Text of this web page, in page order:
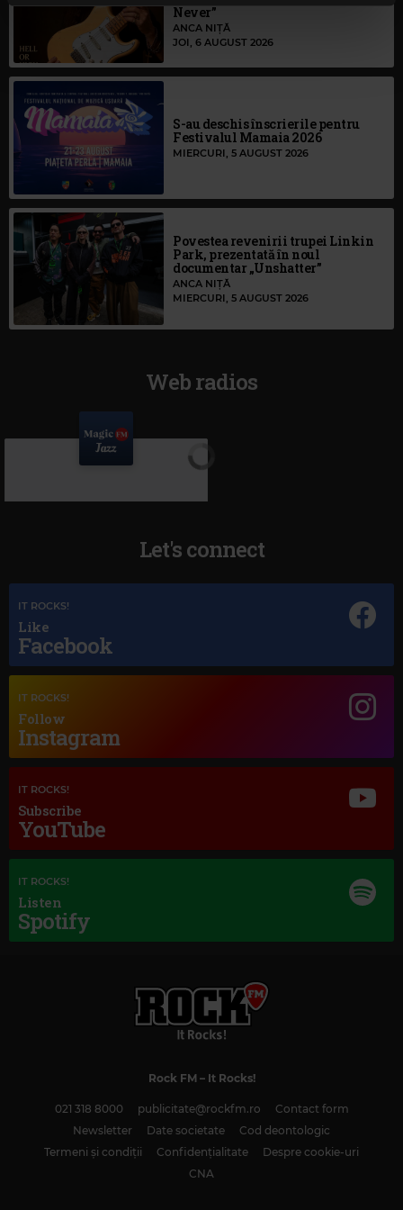
continuați să utilizați website-ul nostru, sunteți de acord
cu utilizarea modulelor noastre cookie.
Never”
ANCA NIȚĂ
JOI, 6 AUGUST 2026
S-au deschis înscrierile pentru
Festivalul Mamaia 2026
MIERCURI, 5 AUGUST 2026
Povestea revenirii trupei Linkin
Park, prezentată în noul
documentar „Unshatter”
ANCA NIȚĂ
MIERCURI, 5 AUGUST 2026
Web radios
Magic Jazz
Magic Classic Music
EDVARD GRIEG– PEER GYNT SUITE NO. 1, OP. 46: I. MORNING MOOD
Let's connect
IT ROCKS!
Like
Facebook
IT ROCKS!
Follow
Instagram
IT ROCKS!
Subscribe
YouTube
IT ROCKS!
Listen
Spotify
Rock FM– It Rocks!
021 318 8000 publicitate@rockfm.ro
Contact form
Newsletter
Date societate
Cod deontologic
Termeni și condiții
Confidențialitate
Despre cookie-uri
CNA